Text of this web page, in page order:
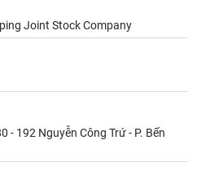
Joint Stock Company
- 192 Nguyễn Công Trứ - P. Bến